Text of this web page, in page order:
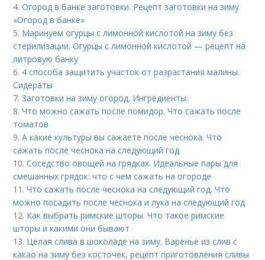
4.Огород в банке заготовки. Рецепт заготовки на зиму
«Огород в банке»
5. Маринуем огурцы с лимонной кислотой на зиму без
стерилизации. Огурцы с лимонной кислотой — рецепт на
литровую банку
6. 4 способа защитить участок от разрастания малины.
Сидераты
7.Заготовки на зиму огород. Ингредиенты:
8.Что можно сажать после помидор. Что сажать после
томатов
9.А какие культуры вы сажаете после чеснока. Что
сажать после чеснока на следующий год
10.Соседство овощей на грядках. Идеальные пары для
смешанных грядок: что с чем сажать на огороде
11.Что сажать после чеснока на следующий год. Что
можно посадить после чеснока и лука на следующий год
12. Как выбрать римские шторы. Что такое римские
шторы и какими они бывают
13. Целая слива в шоколаде на зиму. Варенье из слив с
какао на зиму без косточек, рецепт приготовления сливы